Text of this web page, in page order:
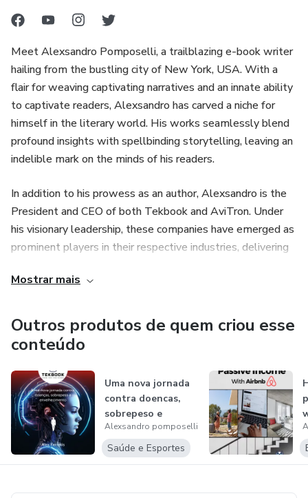
Meet Alexsandro Pomposelli, a trailblazing e-book writer
hailing from the bustling city of New York, USA. With a
flair for weaving captivating narratives and an innate ability
to captivate readers, Alexsandro has carved a niche for
himself in the literary world. His works seamlessly blend
profound insights with spellbinding storytelling, leaving an
indelible mark on the minds of his readers.
In addition to his prowess as an author, Alexsandro is the
President and CEO of both Tekbook and AviTron. Under
his visionary leadership, these companies have emerged as
prominent players in their respective industries, delivering
landscape. A master of his craft, Alexsandro Pomposelli is
the realms of e-book writing and technology.
Mostrar mais
Outros produtos de quem criou esse
conteúdo
Uma nova jornada
contra doencas,
sobrepeso e
envelhecimento.
Alexsandro pomposelli
Saúde e Esportes